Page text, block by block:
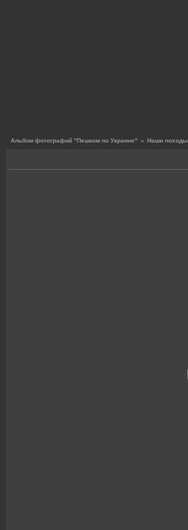
Альбом фотографий "Пешком по Украине" » Наши походы